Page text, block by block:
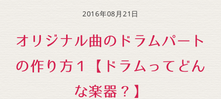
2016年08月21日
オリジナル曲のドラムパート
の作り方１【ドラムってどん
な楽器？】